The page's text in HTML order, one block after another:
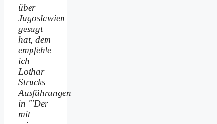
über
Jugoslawien
gesagt
hat, dem
empfehle
ich
Lothar
Strucks
Ausführungen
in "'Der
mit